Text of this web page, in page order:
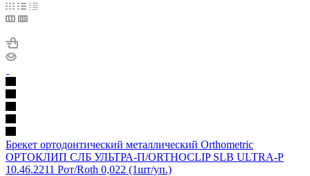
Брекет ортодонтический металлический Orthometric
ОРТОКЛИП СЛБ УЛЬТРА-П/ORTHOCLIP SLB ULTRA-P
10.46.2211 Рот/Roth 0,022 (1шт/уп.)